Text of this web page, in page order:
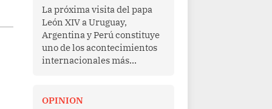
La próxima visita del papa
León XIV a Uruguay,
Argentina y Perú constituye
uno de los acontecimientos
internacionales más
Más allá de su dimensión
OPINION